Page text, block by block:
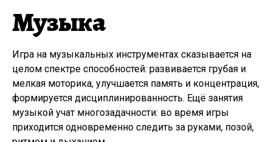
Музыка
Игра на музыкальных инструментах сказывается на
целом спектре способностей: развивается грубая и
мелкая моторика, улучшается память и концентрация,
формируется дисциплинированность. Ещё занятия
музыкой учат многозадачности: во время игры
приходится одновременно следить за руками, позой,